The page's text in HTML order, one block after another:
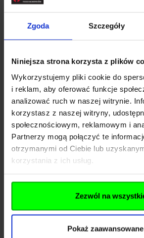
Zgoda Szczegóły
Niniejsza strona korzysta z plików
Wykorzystujemy pliki cookie do
i reklam, aby oferować funkcje
analizować ruch w naszej witrynie.
korzystasz z naszej witryny,
społecznościowym, reklamowym i
Partnerzy mogą połączyć te
otrzymanymi od Ciebie lub
korzystania z ich usług.
Zezwól na
Pokaż zaawansowane
Dane
Kod SKU
EAN
Producent
KORE
Pliki do
Więcej z